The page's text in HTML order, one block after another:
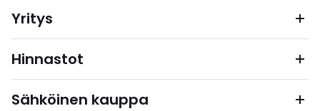
Yritys
Hinnastot
Sähköinen kauppa